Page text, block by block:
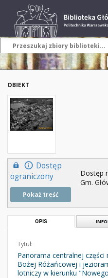
OBIEKT
Dostęp
ograniczony
Pokaż treść
Dostęp
Gm.
OPIS
Tytuł:
Panorama centralnej części
Bożej Różańcowej i
lotniczy w kierunku